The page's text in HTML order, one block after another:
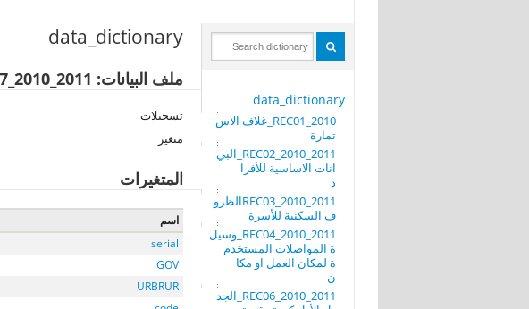
data_dictionary
REC01_2010_غلاف الاس
تمارة
REC02_2010_2011_البي
انات الاساسية للأفرا
د
REC03_2010_2011الظرو
ف السكنية للأسرة
REC04_2010_2011_وسيل
ة المواصلات المستخدم
ة لمكان العمل او مكا
ن
REC06_2010_2011_الجد
data_dictionary
ملف البيانات: rec27_2010_2011_الجدول العاشر _ قيمة انفاق الاسرة علي التعليم خلال سنة البحث
تسجيلات
متغير
المتغيرات
اسم
serial
GOV
URBRUR